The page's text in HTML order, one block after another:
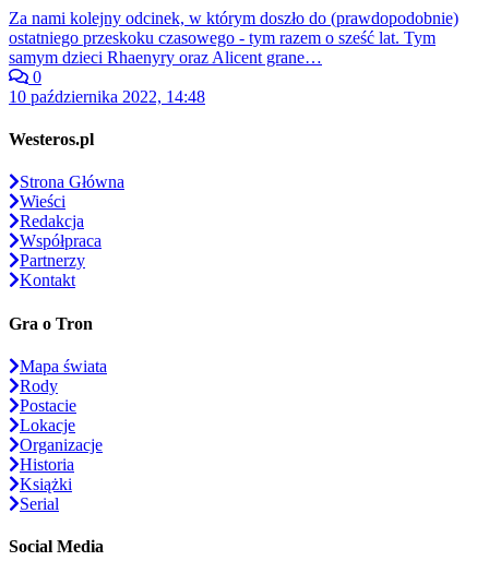
Za nami kolejny odcinek, w którym doszło do (prawdopodobnie)
ostatniego przeskoku czasowego - tym razem o sześć lat. Tym
samym dzieci Rhaenyry oraz Alicent grane…
0
10 października 2022, 14:48
Westeros.pl
Strona Główna
Wieści
Redakcja
Współpraca
Partnerzy
Kontakt
Gra o Tron
Mapa świata
Rody
Postacie
Lokacje
Organizacje
Historia
Książki
Serial
Social Media